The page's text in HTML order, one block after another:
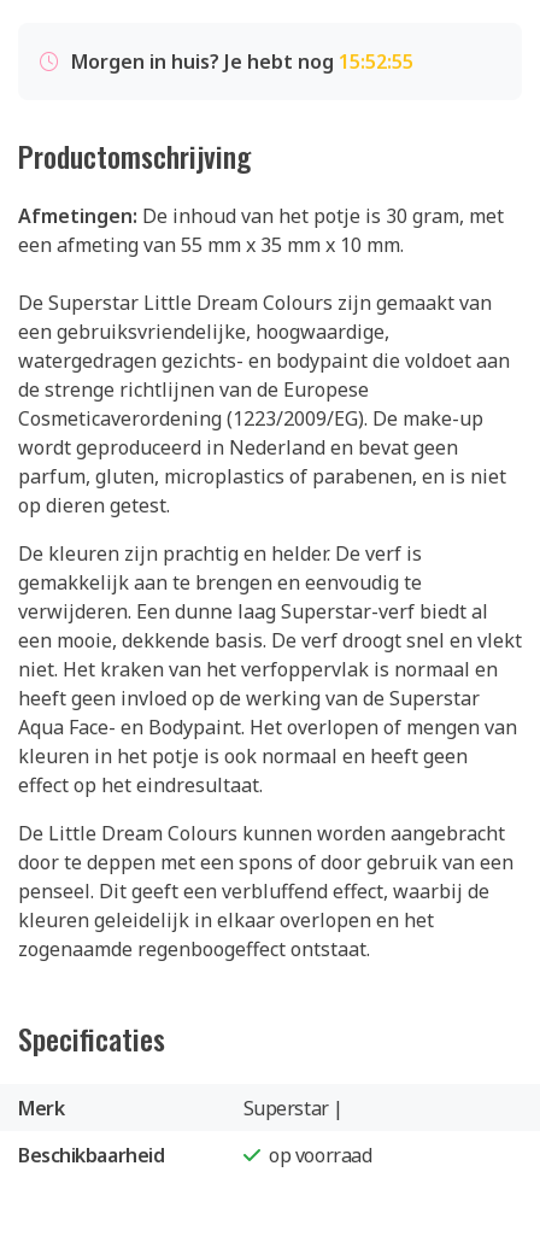
Morgen in huis? Je hebt nog 15:52:55
Productomschrijving
Afmetingen: De inhoud van het potje is 30 gram, met
een afmeting van 55 mm x 35 mm x 10 mm.
De Superstar Little Dream Colours zijn gemaakt van
een gebruiksvriendelijke, hoogwaardige,
watergedragen gezichts- en bodypaint die voldoet aan
de strenge richtlijnen van de Europese
Cosmeticaverordening (1223/2009/EG). De make-up
wordt geproduceerd in Nederland en bevat geen
parfum, gluten, microplastics of parabenen, en is niet
op dieren getest.
De kleuren zijn prachtig en helder. De verf is
gemakkelijk aan te brengen en eenvoudig te
verwijderen. Een dunne laag Superstar-verf biedt al
een mooie, dekkende basis. De verf droogt snel en vlekt
niet. Het kraken van het verfoppervlak is normaal en
heeft geen invloed op de werking van de Superstar
Aqua Face- en Bodypaint. Het overlopen of mengen van
kleuren in het potje is ook normaal en heeft geen
effect op het eindresultaat.
De Little Dream Colours kunnen worden aangebracht
door te deppen met een spons of door gebruik van een
penseel. Dit geeft een verbluffend effect, waarbij de
kleuren geleidelijk in elkaar overlopen en het
zogenaamde regenboogeffect ontstaat.
Specificaties
Merk
Superstar |
Beschikbaarheid
op voorraad